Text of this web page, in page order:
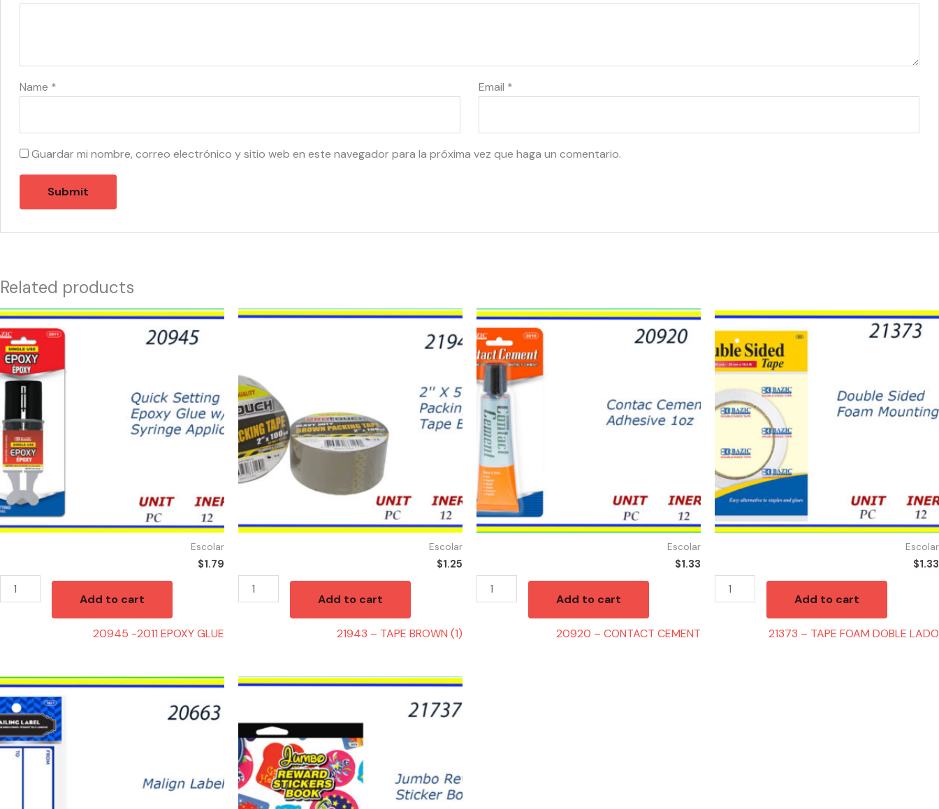
Name * Email *
Guardar mi nombre, correo electrónico y sitio web en este navegador para la próxima vez que haga un comentario.
Related products
Escolar
$1.79
20945
-2011
EPOXY
GLUE
quantity
Add to cart
20945 -2011 EPOXY GLUE
Escolar
$1.25
21943
BROWN
(1)
quantity
Add to cart
21943 – TAPE BROWN (1)
Escolar
$1.33
20920
-
CONTACT
CEMENT
quantity
Add to cart
20920 – CONTACT CEMENT
Escolar
$1.33
21373
-
TAPE
FOAM
DOBLE
LADO
Add to cart
21373 – TAPE FOAM DOBLE LADO
20663
-
MALIGN
LABEL
quantity
21737
JUMBO
REWARD
700
STICKERS
quantity